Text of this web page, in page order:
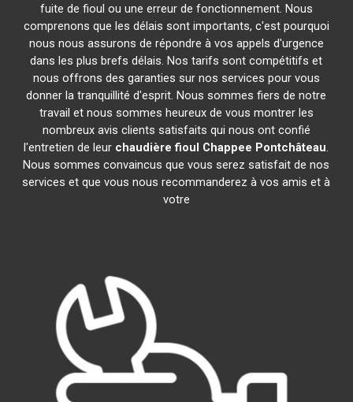
fuite de fioul ou une erreur de fonctionnement. Nous
comprenons que les délais sont importants, c'est pourquoi
nous nous assurons de répondre à vos appels d'urgence
dans les plus brefs délais. Nos tarifs sont compétitifs et
nous offrons des garanties sur nos services pour vous
donner la tranquillité d'esprit. Nous sommes fiers de notre
travail et nous sommes heureux de vous montrer les
nombreux avis clients satisfaits qui nous ont confié
l'entretien de leur chaudière fioul Chappee Pontchâteau.
Nous sommes convaincus que vous serez satisfait de nos
services et que vous nous recommanderez à vos amis et à
votre